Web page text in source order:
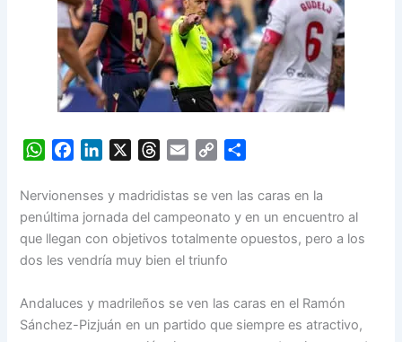
W
a
t
s
A
p
c
e
b
o
k
n
k
e
d
n
r
e
a
d
a
i
l
C
p
y
L
i
k
a
r
e
Nervionenses y madridistas se ven las caras en la
penúltima jornada del campeonato y en un encuentro al
que llegan con objetivos totalmente opuestos, pero a los
dos les vendría muy bien el triunfo
Andaluces y madrileños se ven las caras en el Ramón
Sánchez-Pizjuán en un partido que siempre es atractivo,